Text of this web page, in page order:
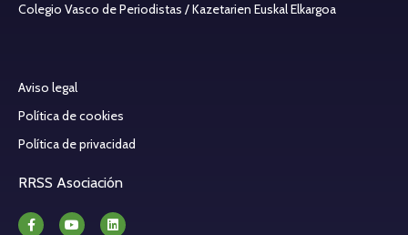
Colegio Vasco de Periodistas / Kazetarien Euskal Elkargoa
Aviso legal
Política de cookies
Política de privacidad
RRSS Asociación